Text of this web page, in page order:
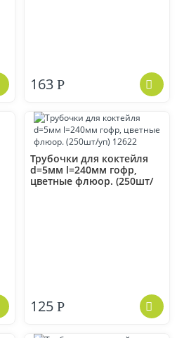
163 Р
Трубочки для коктейля
d=5мм l=240мм гофр,
цветные флюор. (250шт/
125 Р